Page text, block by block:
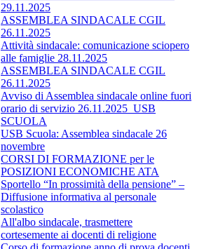
29.11.2025
ASSEMBLEA SINDACALE CGIL
26.11.2025
Attività sindacale: comunicazione sciopero
alle famiglie 28.11.2025
ASSEMBLEA SINDACALE CGIL
26.11.2025
Avviso di Assemblea sindacale online fuori
orario di servizio 26.11.2025_USB
SCUOLA
USB Scuola: Assemblea sindacale 26
novembre
CORSI DI FORMAZIONE per le
POSIZIONI ECONOMICHE ATA
Sportello “In prossimità della pensione” –
Diffusione informativa al personale
scolastico
All'albo sindacale, trasmettere
cortesemente ai docenti di religione